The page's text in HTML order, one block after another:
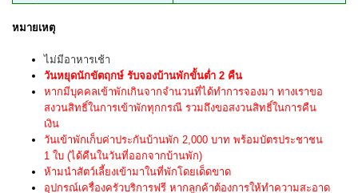
หมายเหตุ
ไม่มีอาหารเช้า
วันหยุดนักขัตฤกษ์ รับจองบ้านพักขั้นต่ำ 2 คืน
หากมีบุคคลเข้าพักเกินจากจำนวนที่ได้ทำการจองมา ทางเราขอ
สงวนสิทธิ์ในการเข้าพักทุกกรณี รวมถึงขอสงวนสิทธิ์ในการคืน
เงิน
วันเข้าพักเก็บค่าประกันบ้านพัก 2,000 บาท พร้อมบัตรประชาชน
1 ใบ (ได้คืนในวันที่ออกจากบ้านพัก)
ห้ามนำสัตว์เลี้ยงเข้ามาในที่พักโดยเด็ดขาด
อุปกรณ์เครื่องครัวบริการฟรี หากลูกค้าต้องการให้ทำความสะอาด